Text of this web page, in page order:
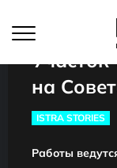
Участок
на
ISTRA STORIES
Работы